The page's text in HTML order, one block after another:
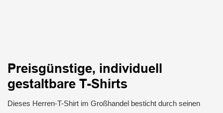
Preisgünstige, individuell
gestaltbare T-Shirts
Dieses Herren-T-Shirt im Großhandel besticht durch seinen